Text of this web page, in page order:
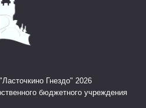
Гнездо" 2026
бюджетного учреждения